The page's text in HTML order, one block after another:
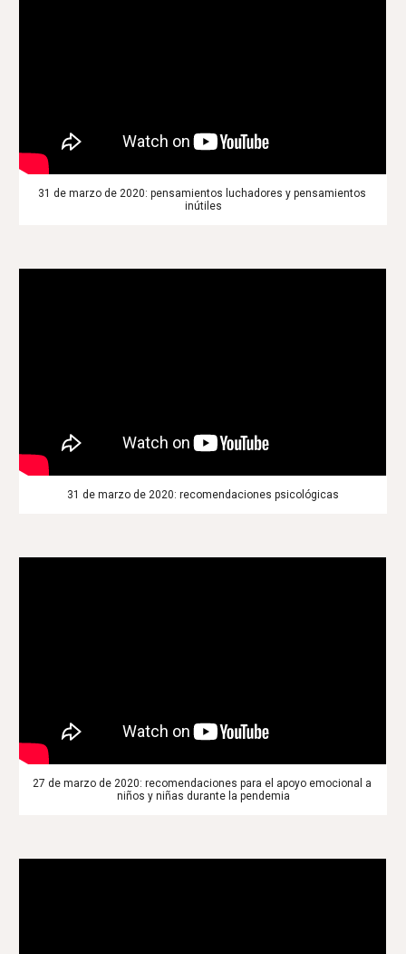
31 de marzo de 2020: pensamientos luchadores y pensamientos
inútiles
31 de marzo de 2020: recomendaciones psicológicas
27 de marzo de 2020: recomendaciones para el apoyo emocional a
niños y niñas durante la pendemia